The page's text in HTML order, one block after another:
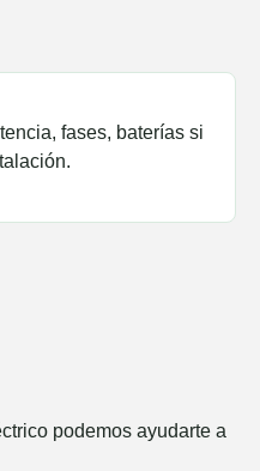
fases, baterías si
podemos ayudarte a